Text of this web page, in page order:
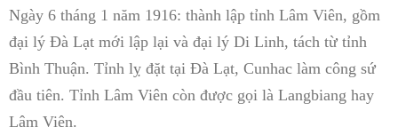
Ngày 6 tháng 1 năm 1916: thành lập tỉnh Lâm Viên, gồm
đại lý Đà Lạt mới lập lại và đại lý Di Linh, tách từ tỉnh
Bình Thuận. Tỉnh lỵ đặt tại Đà Lạt, Cunhac làm công sứ
đầu tiên. Tỉnh Lâm Viên còn được gọi là Langbiang hay
Lâm Viên.